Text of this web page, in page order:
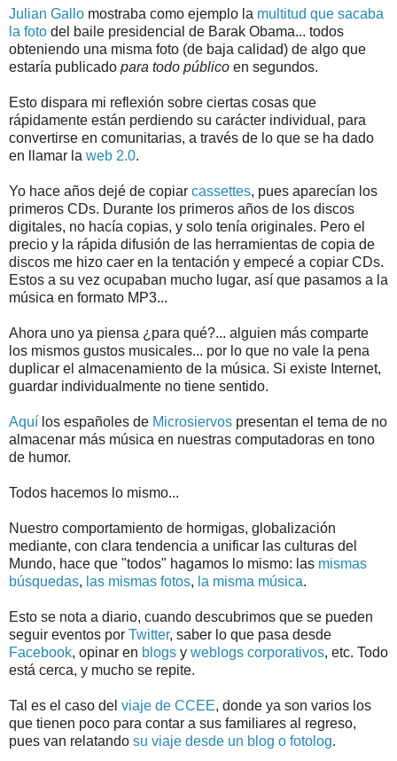
Julian Gallo mostraba como ejemplo la multitud que sacaba
la foto del baile presidencial de Barak Obama... todos
obteniendo una misma foto (de baja calidad) de algo que
estaría publicado para todo público en segundos.
Esto dispara mi reflexión sobre ciertas cosas que
rápidamente están perdiendo su carácter individual, para
convertirse en comunitarias, a través de lo que se ha dado
en llamar la web 2.0.
Yo hace años dejé de copiar cassettes, pues aparecían los
primeros CDs. Durante los primeros años de los discos
digitales, no hacía copias, y solo tenía originales. Pero el
precio y la rápida difusión de las herramientas de copia de
discos me hizo caer en la tentación y empecé a copiar CDs.
Estos a su vez ocupaban mucho lugar, así que pasamos a la
música en formato MP3...
Ahora uno ya piensa ¿para qué?... alguien más comparte
los mismos gustos musicales... por lo que no vale la pena
duplicar el almacenamiento de la música. Si existe Internet,
guardar individualmente no tiene sentido.
Aquí los españoles de Microsiervos presentan el tema de no
almacenar más música en nuestras computadoras en tono
de humor.
Todos hacemos lo mismo...
Nuestro comportamiento de hormigas, globalización
mediante, con clara tendencia a unificar las culturas del
Mundo, hace que "todos" hagamos lo mismo: las mismas
búsquedas, las mismas fotos, la misma música.
Esto se nota a diario, cuando descubrimos que se pueden
seguir eventos por Twitter, saber lo que pasa desde
Facebook, opinar en blogs y weblogs corporativos, etc. Todo
está cerca, y mucho se repite.
Tal es el caso del viaje de CCEE, donde ya son varios los
que tienen poco para contar a sus familiares al regreso,
pues van relatando su viaje desde un blog o fotolog.